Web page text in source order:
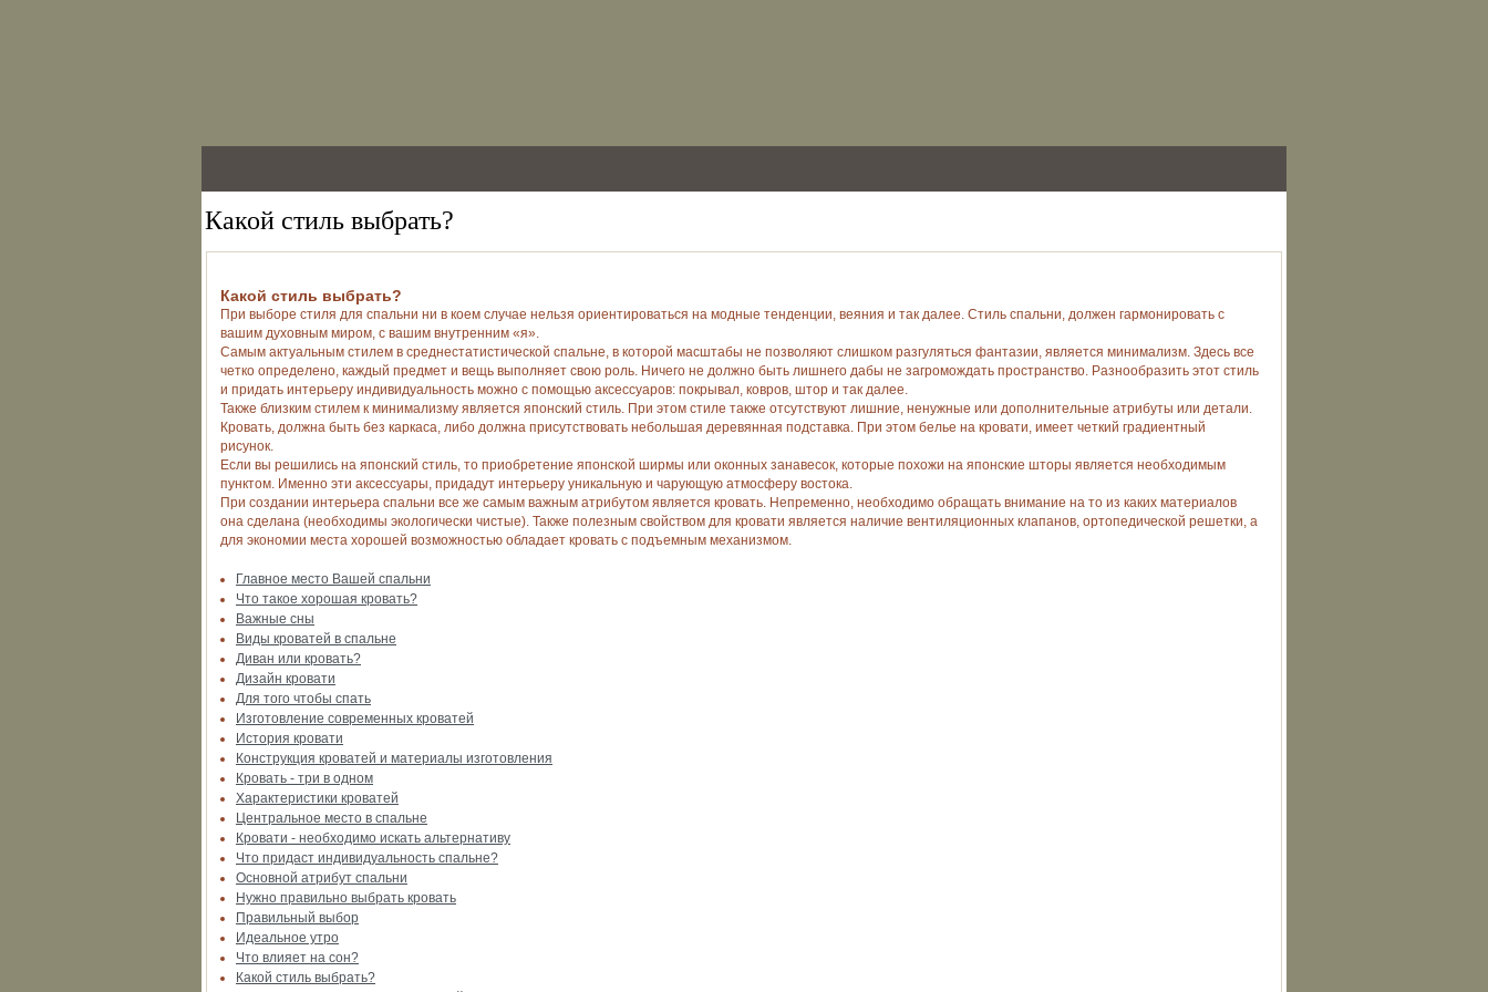
Какой стиль выбрать?
Какой стиль выбрать?
При выборе стиля для спальни ни в коем случае нельзя ориентироваться на модные тенденции, веяния и так далее. Стиль спальни, должен гармонировать с
вашим духовным миром, с вашим внутренним «я».
Самым актуальным стилем в среднестатистической спальне, в которой масштабы не позволяют слишком разгуляться фантазии, является минимализм. Здесь все
четко определено, каждый предмет и вещь выполняет свою роль. Ничего не должно быть лишнего дабы не загромождать пространство. Разнообразить этот стиль
и придать интерьеру индивидуальность можно с помощью аксессуаров: покрывал, ковров, штор и так далее.
Также близким стилем к минимализму является японский стиль. При этом стиле также отсутствуют лишние, ненужные или дополнительные атрибуты или детали.
Кровать, должна быть без каркаса, либо должна присутствовать небольшая деревянная подставка. При этом белье на кровати, имеет четкий градиентный
рисунок.
Если вы решились на японский стиль, то приобретение японской ширмы или оконных занавесок, которые похожи на японские шторы является необходимым
пунктом. Именно эти аксессуары, придадут интерьеру уникальную и чарующую атмосферу востока.
При создании интерьера спальни все же самым важным атрибутом является кровать. Непременно, необходимо обращать внимание на то из каких материалов
она сделана (необходимы экологически чистые). Также полезным свойством для кровати является наличие вентиляционных клапанов, ортопедической решетки, а
для экономии места хорошей возможностью обладает кровать с подъемным механизмом.
Главное место Вашей спальни
Что такое хорошая кровать?
Важные сны
Виды кроватей в спальне
Диван или кровать?
Дизайн кровати
Для того чтобы спать
Изготовление современных кроватей
История кровати
Конструкция кроватей и материалы изготовления
Кровать - три в одном
Характеристики кроватей
Центральное место в спальне
Кровати - необходимо искать альтернативу
Что придаст индивидуальность спальне?
Основной атрибут спальни
Нужно правильно выбрать кровать
Правильный выбор
Идеальное утро
Что влияет на сон?
Какой стиль выбрать?